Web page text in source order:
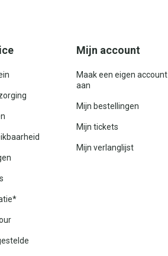
Mijn account
Maak een eigen account
aan
Mijn bestellingen
Mijn tickets
Mijn verlanglijst